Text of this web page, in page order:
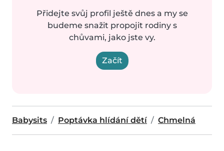
Přidejte svůj profil ještě dnes a my se
budeme snažit propojit rodiny s
chůvami, jako jste vy.
Začít
Babysits Poptávka hlídání dětí Chmelná